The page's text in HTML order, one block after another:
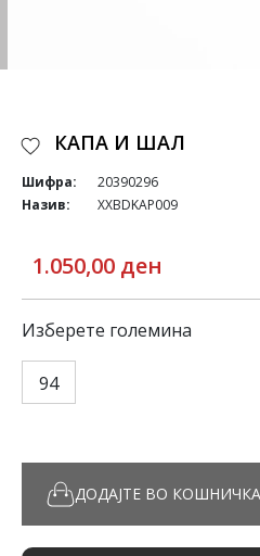
КАПА И ШАЛ
Шифра:
20390296
Назив:
XXBDKAP009
1.050,00 ден
Изберете големина
94
ДОДАЈТЕ ВО КОШНИЧКА